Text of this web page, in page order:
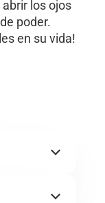
los ojos
poder.
en su vida!